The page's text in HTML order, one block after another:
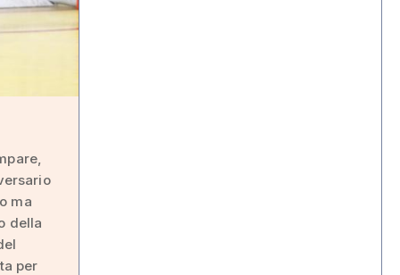
ma
della
per